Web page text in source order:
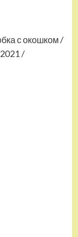
с окошком /
/